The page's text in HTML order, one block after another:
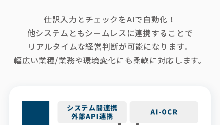
仕訳入力とチェックをAIで自動化！
他システムともシームレスに連携することで
リアルタイムな経営判断が可能になります。
幅広い業種/業務や環境変化にも柔軟に対応します。